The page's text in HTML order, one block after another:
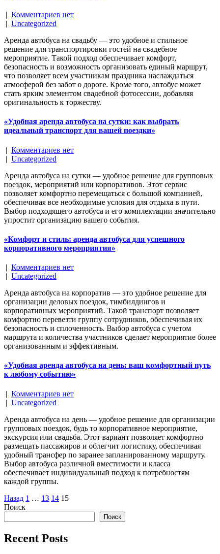
| Комментариев нет
| Uncategorized
Аренда автобуса на свадьбу — это удобное и стильное
решение для транспортировки гостей на свадебное
мероприятие. Такой подход обеспечивает комфорт,
безопасность и возможность организовать единый маршрут,
что позволяет всем участникам праздника наслаждаться
атмосферой без забот о дороге. Кроме того, автобус может
стать ярким элементом свадебной фотосессии, добавляя
оригинальность к торжеству.
«Удобная аренда автобуса на сутки: как выбрать
идеальный транспорт для вашей поездки»
| Комментариев нет
| Uncategorized
Аренда автобуса на сутки — удобное решение для групповых
поездок, мероприятий или корпоративов. Этот сервис
позволяет комфортно перемещаться с большой компанией,
обеспечивая все необходимые условия для отдыха в пути.
Выбор подходящего автобуса и его комплектации значительно
упростит организацию вашего события.
«Комфорт и стиль: аренда автобуса для успешного
корпоративного мероприятия»
| Комментариев нет
| Uncategorized
Аренда автобуса на корпоратив — это удобное решение для
организации деловых поездок, тимбилдингов и
корпоративных мероприятий. Такой транспорт позволяет
комфортно перевезти группу сотрудников, обеспечивая их
безопасность и сплоченность. Выбор автобуса с учетом
маршрута и количества участников сделает мероприятие более
организованным и эффективным.
«Удобная аренда автобуса на день: ваш комфортный путь
к любому событию»
| Комментариев нет
| Uncategorized
Аренда автобуса на день — удобное решение для организации
групповых поездок, будь то корпоративное мероприятие,
экскурсия или свадьба. Этот вариант позволяет комфортно
размещать пассажиров и облегчит логистику, обеспечивая
удобный трансфер по заранее запланированному маршруту.
Выбор автобуса различной вместимости и класса
обеспечивает индивидуальный подход к потребностям
каждой группы.
Пагинация
записей
Назад 1 … 13 14 15
Поиск
Поиск
Recent Posts